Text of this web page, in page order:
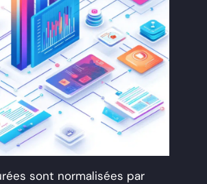
sont normalisées par